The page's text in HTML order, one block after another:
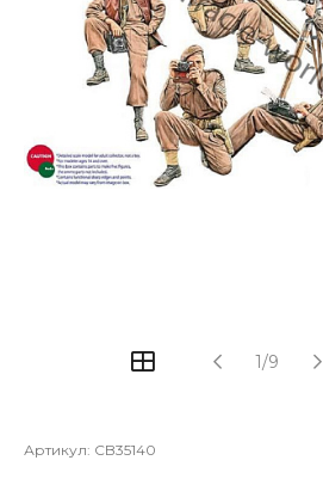
1/9
Артикул: CB35140